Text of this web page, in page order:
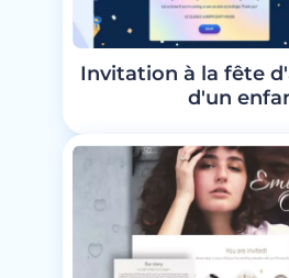
Invitation à la fête
d'un